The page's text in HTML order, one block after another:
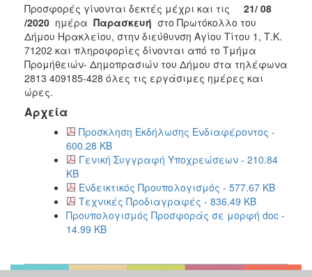
Προσφορές γίνονται δεκτές μέχρι και τις
21/ 08
/2020 ημέρα Παρασκευή στο Πρωτόκολλο του
Δήμου Ηρακλείου, στην διεύθυνση Αγίου Τίτου 1, Τ.Κ.
71202 και πληροφορίες δίνονται από το Τμήμα
Προμήθειών- Δημοπρασιών του Δήμου στα τηλέφωνα
2813 409185-428 όλες τις εργάσιμες ημέρες και
ώρες.
Αρχεία
Προσκληση Εκδήλωσης Ενδιαφέροντος -
600.28 KB
Γενική Συγγραφή Υποχρεώσεων - 210.84
KB
Ενδεικτικός Προυπολογισμός - 577.67 KB
Τεχνικές Προδιαγραφές - 836.49 KB
Προυπολογισμός Προσφοράς σε μορφή doc -
14.99 KB